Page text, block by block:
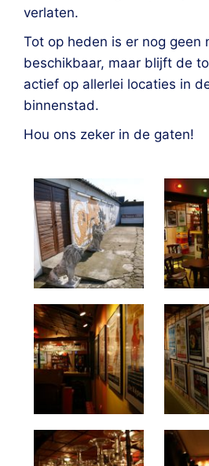
verlaten.
Tot op heden is er nog geen
beschikbaar, maar blijft de
actief op allerlei locaties in
binnenstad.
Hou ons zeker in de gaten!